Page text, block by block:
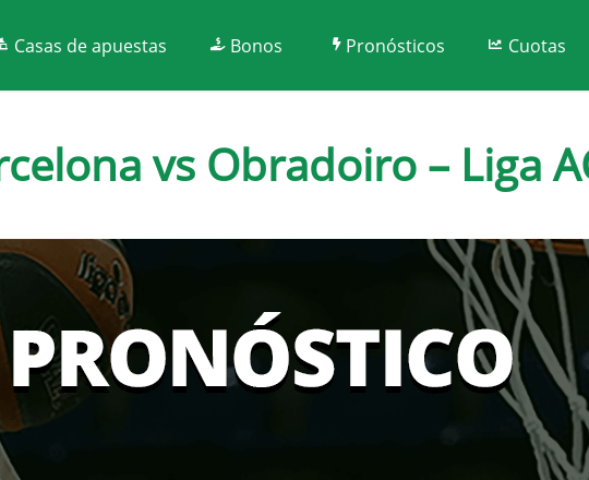
Casas de apuestas Bonos Pronósticos Cuotas
vs Obradoiro – Liga